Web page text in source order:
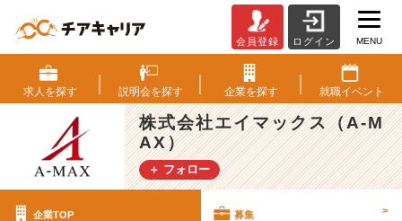
式
会
社
エ
イ
マ
ッ
会員登録 ログイン MENU
求人を探す 説明会を探す 企業を探す 就職イベント
株式会社エイマックス（A-M
AX）
＋ フォロー
企業TOP 募集 >